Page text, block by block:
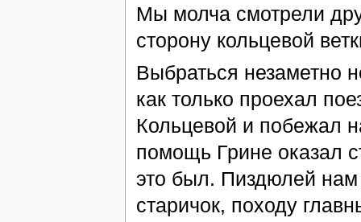
Мы молча смотрели
сторону кольцевой
Выбраться незаметно
как только проехал
Кольцевой и побежал
помощь Грине оказал
это был. Пиздюлей нам
старичок, походу